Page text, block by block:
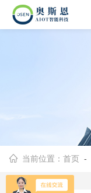
当前位置：首页 -